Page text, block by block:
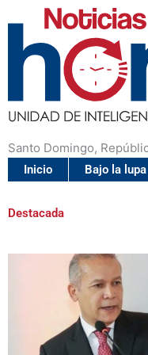
Santo Domingo,
Inicio Bajo la lupa
Destacada